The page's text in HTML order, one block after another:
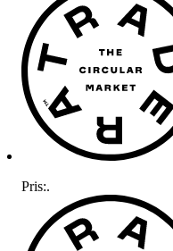
Pris:.